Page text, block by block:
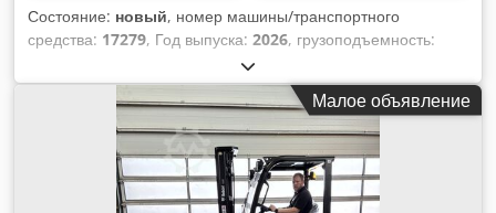
Состояние: новый, номер машины/транспортного
средства: 17279, Год выпуска: 2026, грузоподъемность:
4 000 мм
подъема:1 480 мм, центр тяжести груза:600 мм, тип
дизель, тип мачты:триплекс, строительная
3 030 мм, длина вил:2 400 мм, размер передней
12.00-20 100%, размер задней шины:12.00-20
, общий вес:19 300 кг, Оборудование:кабина
5218640 Chjdpfx Alezp T Auj Iea Серийный номер: FDC0H-
Малое объявление